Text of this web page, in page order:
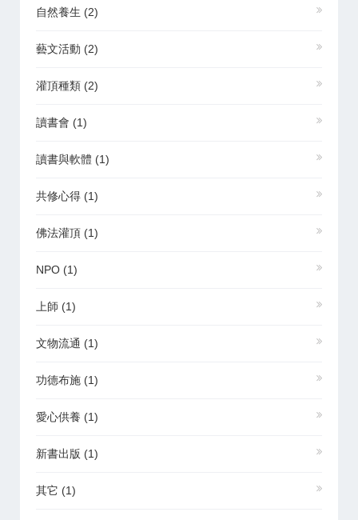
自然養生 (2)
藝文活動 (2)
灌頂種類 (2)
讀書會 (1)
讀書與軟體 (1)
共修心得 (1)
佛法灌頂 (1)
NPO (1)
上師 (1)
文物流通 (1)
功德布施 (1)
愛心供養 (1)
新書出版 (1)
其它 (1)